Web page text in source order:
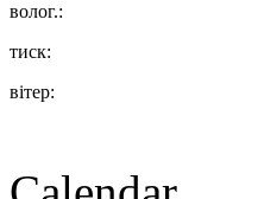
волог.:
тиск:
вітер: